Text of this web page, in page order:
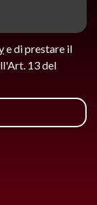
e di prestare il
13 del